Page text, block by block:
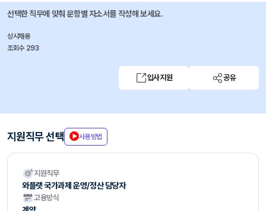
선택한 직무에 맞춰 문항별 자소서를 작성해 보세요.
상시채용
조회수 293
입사지원 공유
지원직무 선택 사용방법
지원직무
와플랫 국가과제 운영/정산 담당자
고용방식